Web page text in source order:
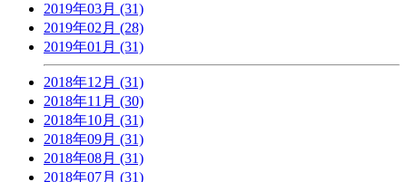
2019年03月 (31)
2019年02月 (28)
2019年01月 (31)
2018年12月 (31)
2018年11月 (30)
2018年10月 (31)
2018年09月 (31)
2018年08月 (31)
2018年07月 (31)